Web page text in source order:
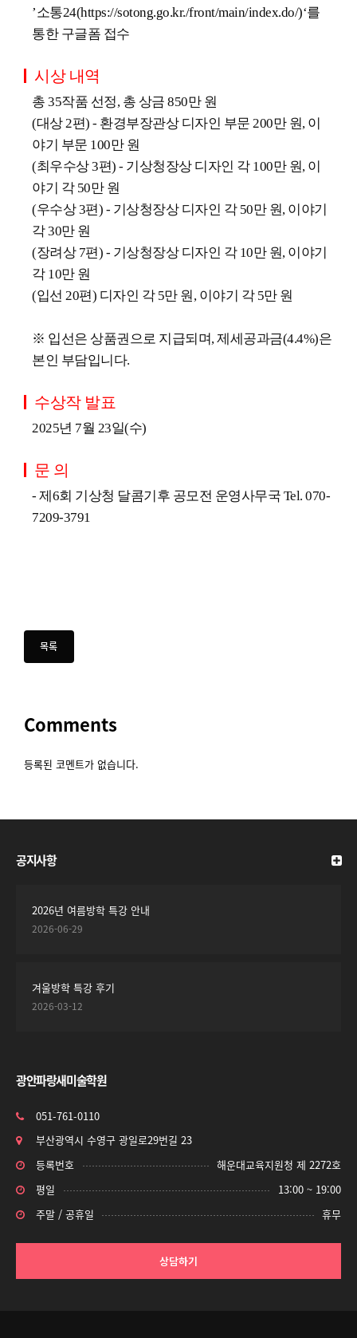
’소통24(https://sotong.go.kr./front/main/index.do/)‘를
통한 구글폼 접수
시상 내역
총 35작품 선정, 총 상금 850만 원
(대상 2편) - 환경부장관상 디자인 부문 200만 원, 이
야기 부문 100만 원
(최우수상 3편) - 기상청장상 디자인 각 100만 원, 이
야기 각 50만 원
(우수상 3편) - 기상청장상 디자인 각 50만 원, 이야기
각 30만 원
(장려상 7편) - 기상청장상 디자인 각 10만 원, 이야기
각 10만 원
(입선 20편) 디자인 각 5만 원, 이야기 각 5만 원
※ 입선은 상품권으로 지급되며, 제세공과금(4.4%)은
본인 부담입니다.
수상작 발표
2025년 7월 23일(수)
문 의
- 제6회 기상청 달콤기후 공모전 운영사무국 Tel. 070-
7209-3791
Comments
등록된 코멘트가 없습니다.
공지사항
2026년 여름방학 특강 안내
2026-06-29
겨울방학 특강 후기
2026-03-12
광안파랑새미술학원
051-761-0110
부산광역시 수영구 광일로29번길 23
등록번호
해운대교육지원청 제 2272호
평일
13:00 ~ 19:00
주말 / 공휴일
휴무
상담하기